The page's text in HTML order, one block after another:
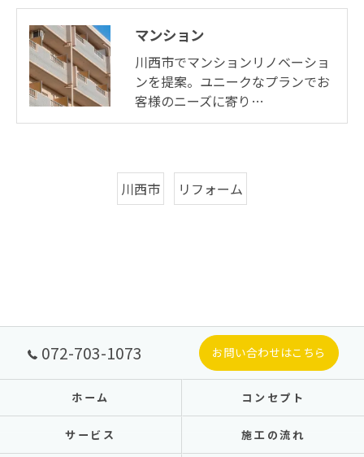
マンション
川西市でマンションリノベーショ
ンを提案。ユニークなプランでお
客様のニーズに寄り…
川西市 リフォーム
072-703-1073 お問い合わせはこちら
ホーム コンセプト
サービス 施工の流れ